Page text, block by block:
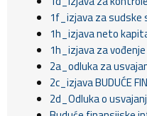
1f_izjava za sudske
1h_izjava neto
1h_izjava za
2a_odluka za
2c_izjava BUDUĆE
2d_Odluka o